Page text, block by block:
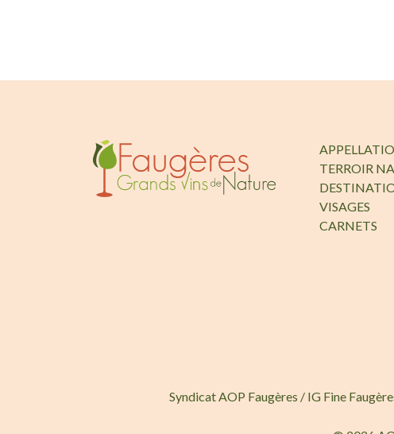
TERROIR
VISAGES
CARNETS
Syndicat AOP Faugères / IG Fine